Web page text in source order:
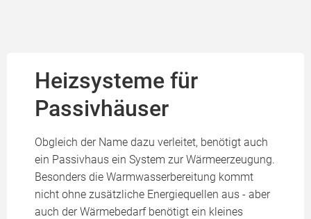
Heizsysteme für
Passivhäuser
Obgleich der Name dazu verleitet, benötigt auch
ein Passivhaus ein System zur Wärmeerzeugung.
Besonders die Warmwasserbereitung kommt
nicht ohne zusätzliche Energiequellen aus - aber
auch der Wärmebedarf benötigt ein kleines